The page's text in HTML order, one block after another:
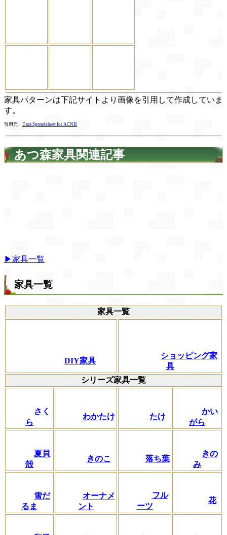
家具パターンは下記サイトより画像を引用して作成していま
す。
引用元： Data Spreadsheet for ACNH
あつ森家具関連記事
▶家具一覧
家具一覧
家具一覧
DIY家具
ショッピング家
具
シリーズ家具一覧
さく
ら
わかたけ たけ
かい
がら
夏貝
殻
きのこ 落ち葉
きの
み
雪だ
るま
オーナメ
ント
フル
ーツ
花